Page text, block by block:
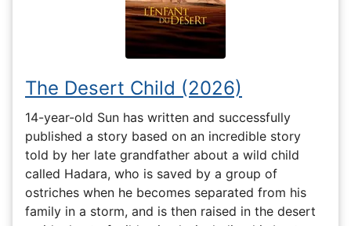
The Desert Child (2026)
14-year-old Sun has written and successfully
published a story based on an incredible story
told by her late grandfather about a wild child
called Hadara, who is saved by a group of
ostriches when he becomes separated from his
family in a storm, and is then raised in the desert